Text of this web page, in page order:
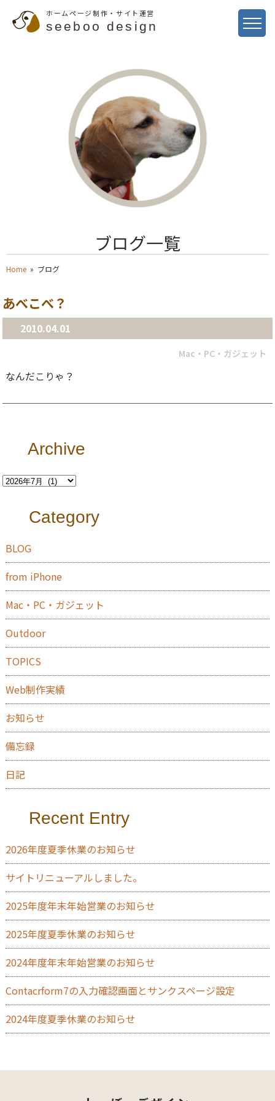
ホームページ制作・サイト運営
seeboo design
ブログ一覧
Home » ブログ
あべこべ？
2010.04.01
Mac・PC・ガジェット
なんだこりゃ？
Archive
Category
BLOG
from iPhone
Mac・PC・ガジェット
Outdoor
TOPICS
Web制作実績
お知らせ
備忘録
日記
Recent Entry
2026年度夏季休業のお知らせ
サイトリニューアルしました。
2025年度年末年始営業のお知らせ
2025年度夏季休業のお知らせ
2024年度年末年始営業のお知らせ
Contacrform7の入力確認画面とサンクスページ設定
2024年度夏季休業のお知らせ